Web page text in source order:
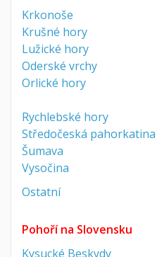
Krkonoše
Krušné hory
Lužické hory
Oderské vrchy
Orlické hory
Rychlebské hory
Středočeská pahorkatina
Šumava
Vysočina
Ostatní
Pohoří na Slovensku
Kysucké Beskydy